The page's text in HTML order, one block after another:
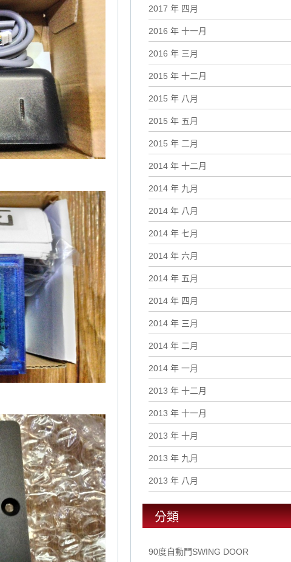
2017 年 四月
2016 年 十一月
2016 年 三月
2015 年 十二月
2015 年 八月
2015 年 五月
2015 年 二月
2014 年 十二月
2014 年 九月
2014 年 八月
2014 年 七月
2014 年 六月
2014 年 五月
2014 年 四月
2014 年 三月
2014 年 二月
2014 年 一月
2013 年 十二月
2013 年 十一月
2013 年 十月
2013 年 九月
2013 年 八月
分類
90度自動門SWING DOOR